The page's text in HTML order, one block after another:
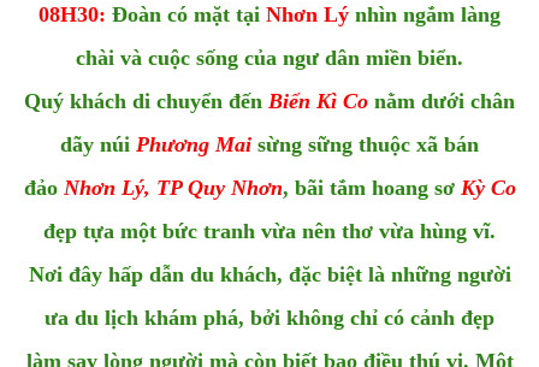
08H30: Đoàn có mặt tại Nhơn Lý nhìn ngắm làng
chài và cuộc sống của ngư dân miền biển.
Quý khách di chuyển đến Biển Kì Co nằm dưới chân
dãy núi Phương Mai sừng sững thuộc xã bán
đảo Nhơn Lý, TP Quy Nhơn, bãi tắm hoang sơ Kỳ Co
đẹp tựa một bức tranh vừa nên thơ vừa hùng vĩ.
Nơi đây hấp dẫn du khách, đặc biệt là những người
ưa du lịch khám phá, bởi không chỉ có cảnh đẹp
làm say lòng người mà còn biết bao điều thú vị. Một